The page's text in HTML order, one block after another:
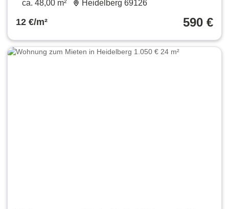
ca. 48,00 m² Heidelberg 69126
12 €/m² 590 €